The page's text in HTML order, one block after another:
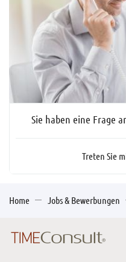
Sie haben eine Frage
Treten Sie
Home Jobs & Bewerbungen